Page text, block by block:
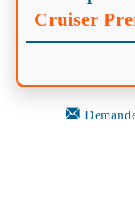
Cruiser